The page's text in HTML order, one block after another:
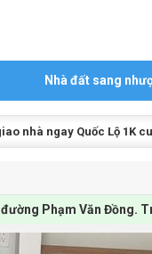
Nhà đất sang
nhà ngay Quốc Lộ 1K
Phạm Văn Đồng.